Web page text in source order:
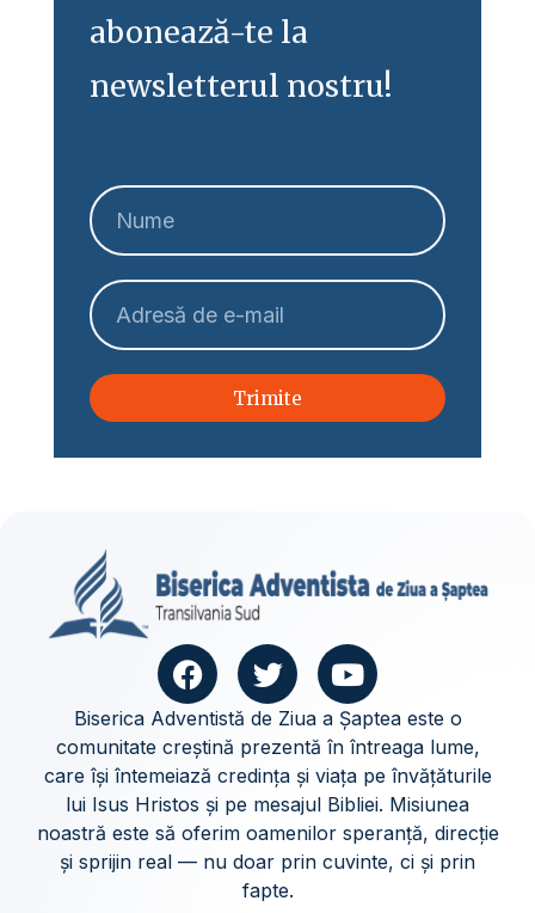
abonează-te la
newsletterul nostru!
Trimite
Biserica Adventistă de Ziua a Șaptea este o
comunitate creștină prezentă în întreaga lume,
care își întemeiază credința și viața pe învățăturile
lui Isus Hristos și pe mesajul Bibliei. Misiunea
noastră este să oferim oamenilor speranță, direcție
și sprijin real — nu doar prin cuvinte, ci și prin
fapte.